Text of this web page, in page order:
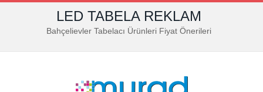
LED TABELA REKLAM
Bahçelievler Tabelacı Ürünleri Fiyat Önerileri